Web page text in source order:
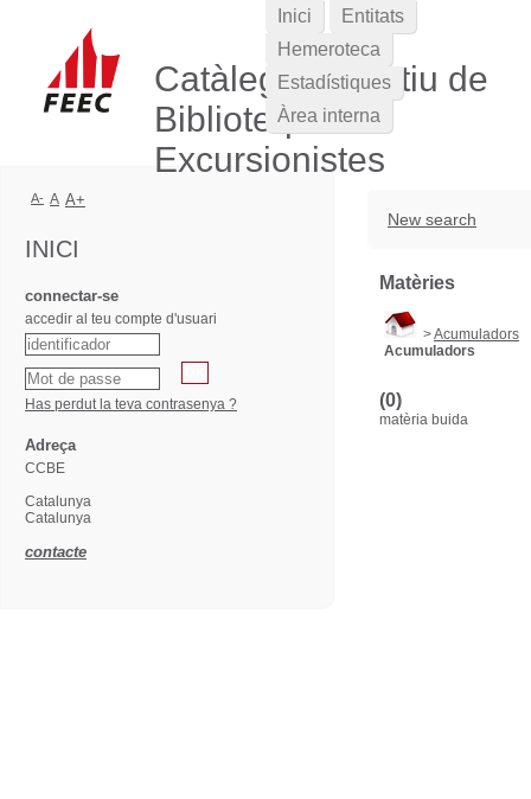
Catàleg Col·lectiu de
Biblioteques
Excursionistes
New search
Matèries
>Acumuladors
Acumuladors
(0)
matèria buida
Inici
Entitats
Hemeroteca
Estadístiques
Àrea interna
A- A A+
INICI
connectar-se
accedir al teu compte d'usuari
Has perdut la teva contrasenya ?
Adreça
CCBE
Catalunya
Catalunya
contacte